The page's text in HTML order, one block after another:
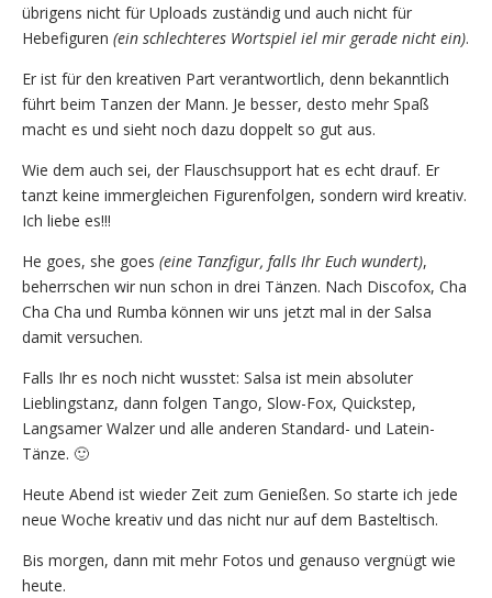
übrigens nicht für Uploads zuständig und auch nicht für
Hebefiguren (ein schlechteres Wortspiel iel mir gerade nicht ein).
Er ist für den kreativen Part verantwortlich, denn bekanntlich
führt beim Tanzen der Mann. Je besser, desto mehr Spaß
macht es und sieht noch dazu doppelt so gut aus.
Wie dem auch sei, der Flauschsupport hat es echt drauf. Er
tanzt keine immergleichen Figurenfolgen, sondern wird kreativ.
Ich liebe es!!!
He goes, she goes (eine Tanzfigur, falls Ihr Euch wundert),
beherrschen wir nun schon in drei Tänzen. Nach Discofox, Cha
Cha Cha und Rumba können wir uns jetzt mal in der Salsa
damit versuchen.
Falls Ihr es noch nicht wusstet: Salsa ist mein absoluter
Lieblingstanz, dann folgen Tango, Slow-Fox, Quickstep,
Langsamer Walzer und alle anderen Standard- und Latein-
Tänze. 🙂
Heute Abend ist wieder Zeit zum Genießen. So starte ich jede
neue Woche kreativ und das nicht nur auf dem Basteltisch.
Bis morgen, dann mit mehr Fotos und genauso vergnügt wie
heute.